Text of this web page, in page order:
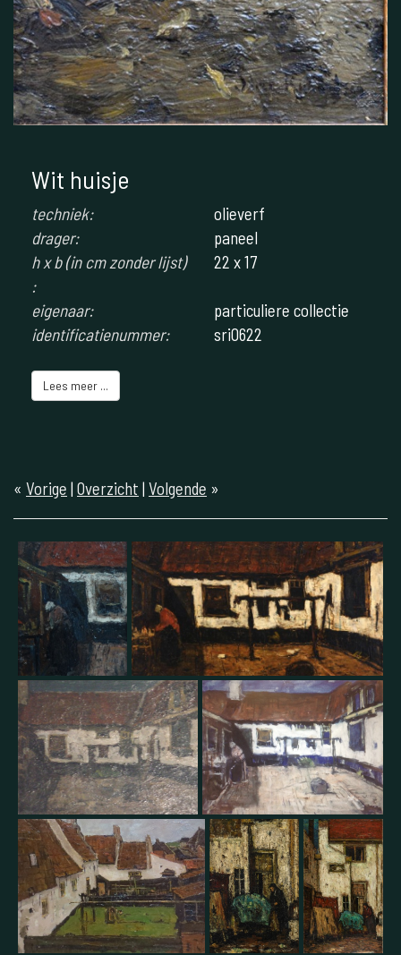
Wit huisje
techniek:
olieverf
drager:
paneel
h x b (in cm zonder lijst)
:
22 x 17
eigenaar:
particuliere collectie
identificatienummer:
sri0622
Lees meer ...
« Vorige | Overzicht | Volgende »